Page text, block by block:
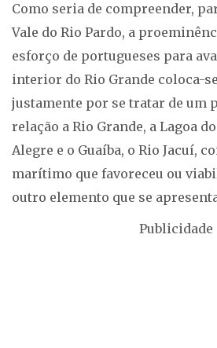
Como seria de compreender,
Vale do Rio Pardo, a
esforço de portugueses para
interior do Rio Grande coloca-
justamente por se tratar de um
relação a Rio Grande, a Lagoa
Alegre e o Guaíba, o Rio Jacuí,
marítimo que favoreceu ou
outro elemento que se
Publicidade